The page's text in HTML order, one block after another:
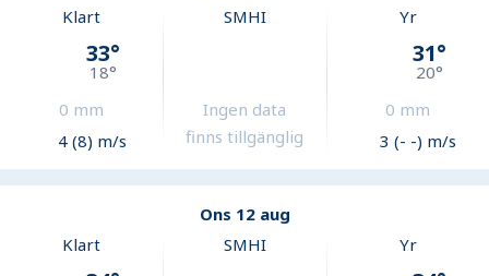
Klart
33°
18°
0 mm
4 (8) m/s
SMHI
Ingen data
finns tillgänglig
Yr
31°
20°
0 mm
3 (- -) m/s
Ons 12 aug
Klart
SMHI Yr